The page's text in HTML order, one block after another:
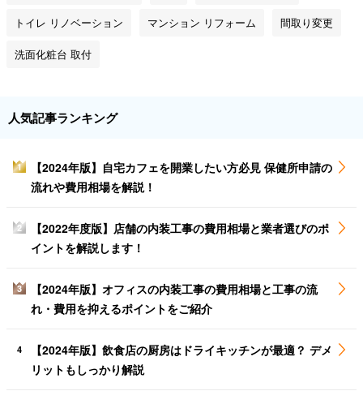
トイレ リノベーション マンション リフォーム 間取り変更
洗面化粧台 取付
人気記事ランキング
1
【2024年版】自宅カフェを開業したい方必見 保健所申請の
流れや費用相場を解説！
2
【2022年度版】店舗の内装工事の費用相場と業者選びのポ
イントを解説します！
3
【2024年版】オフィスの内装工事の費用相場と工事の流
れ・費用を抑えるポイントをご紹介
4
【2024年版】飲食店の厨房はドライキッチンが最適？ デメ
リットもしっかり解説